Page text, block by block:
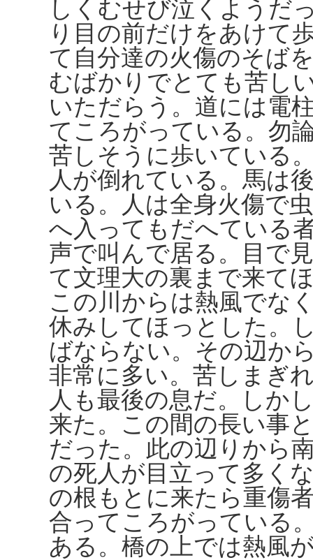
しくむせび泣くようだ
り目の前だけをあけて
て自分達の火傷のそば
むばかりでとても苦し
いただらう。道には電
てころがっている。勿
苦しそうに歩いている
人が倒れている。馬は
いる。人は全身火傷で
へ入ってもだへている
声で叫んで居る。目で
て文理大の裏まで来て
この川からは熱風でな
休みしてほっとした。
ばならない。その辺か
非常に多い。苦しまぎ
人も最後の息だ。しか
来た。この間の長い事
だった。此の辺りから
の死人が目立って多く
の根もとに来たら重傷
合ってころがっている
ある。橋の上では熱風